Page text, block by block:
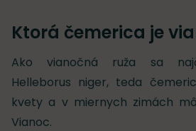
Ktorá čemerica je
Ako vianočná ruža sa
Helleborus niger, teda
kvety a v miernych zimách
Vianoc.